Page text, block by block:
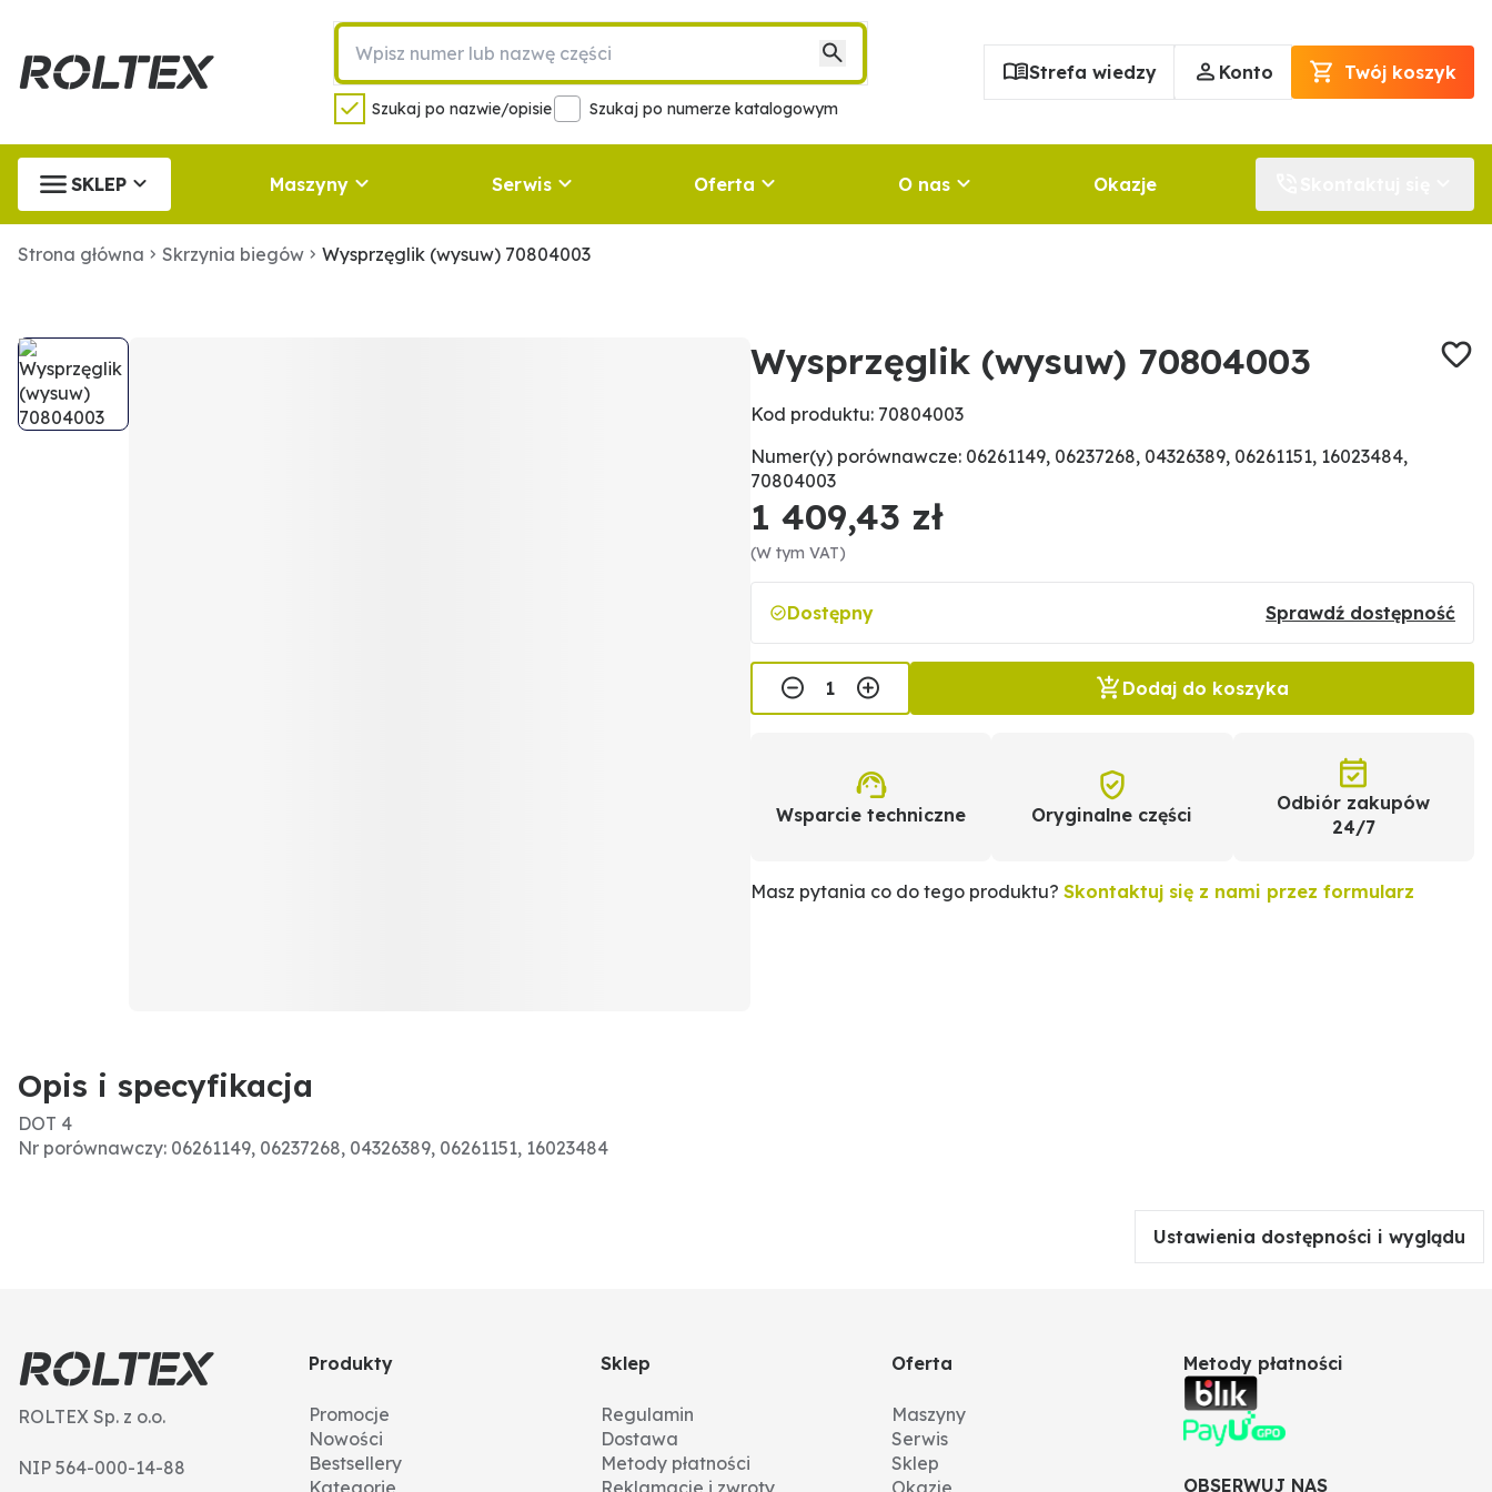
Szukaj po nazwie/opisie Szukaj po numerze katalogowym
Strefa wiedzy Konto Twój koszyk
SKLEP Maszyny Serwis Oferta O nas Okazje
Strona główna Skrzynia biegów Wysprzęglik (wysuw) 70804003
Wysprzęglik (wysuw) 70804003
Kod produktu: 70804003
Numer(y) porównawcze: 06261149, 06237268, 04326389, 06261151, 16023484,
70804003
1 409,43 zł
(W tym VAT)
Dostępny Sprawdź dostępność
Dodaj do koszyka
Wsparcie techniczne Oryginalne części
Odbiór zakupów
24/7
Masz pytania co do tego produktu? Skontaktuj się z nami przez formularz
Opis i specyfikacja
DOT 4
Nr porównawczy: 06261149, 06237268, 04326389, 06261151, 16023484
Ustawienia dostępności i wyglądu
ROLTEX Sp. z o.o.
NIP 564-000-14-88
Produkty
Promocje
Nowości
Bestsellery
Kategorie
Sklep
Regulamin
Dostawa
Metody płatności
Reklamacje i zwroty
Oferta
Maszyny
Serwis
Sklep
Okazje
Metody płatności
OBSERWUJ NAS